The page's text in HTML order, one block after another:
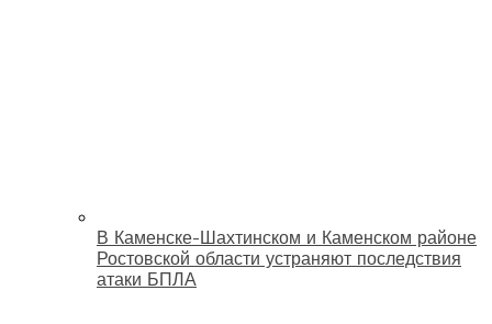
В Каменске-Шахтинском и Каменском районе
Ростовской области устраняют последствия
атаки БПЛА